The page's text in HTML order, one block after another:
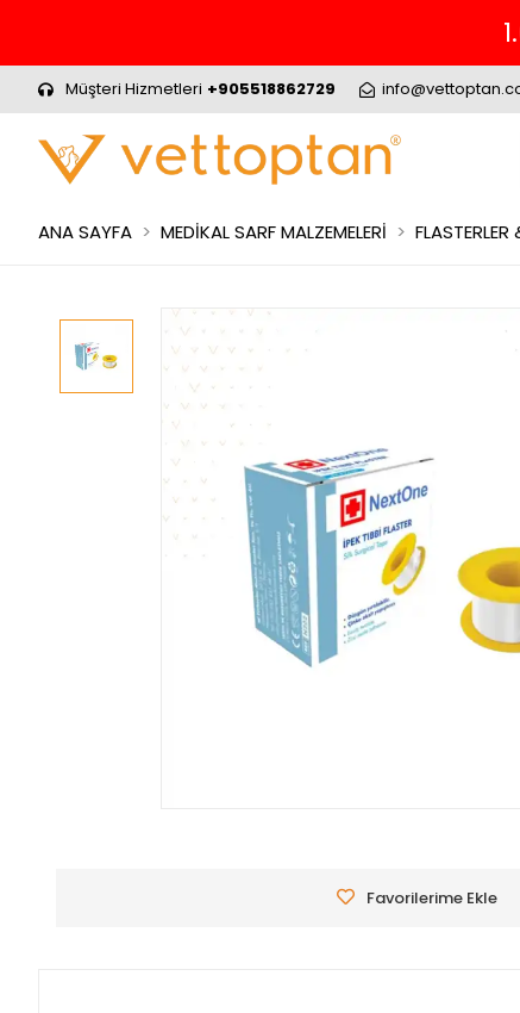
Müşteri Hizmetleri +905518862729
ANA SAYFA MEDİKAL SARF MALZEMELERİ
Favorilerime Ekle